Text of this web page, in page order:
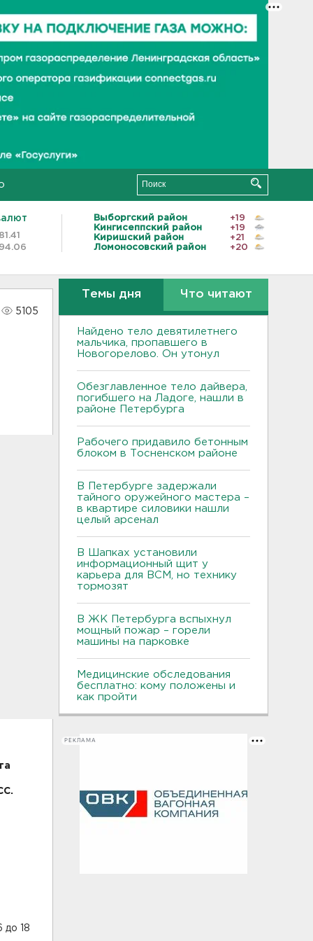
Выборгский район
+19
Кингисеппский район
+19
Киришский район
+21
Ломоносовский район
+20
5105
до 18
Темы дня Что читают
Найдено тело девятилетнего
мальчика, пропавшего в
Новогорелово. Он утонул
Обезглавленное тело дайвера,
погибшего на Ладоге, нашли в
районе Петербурга
Рабочего придавило бетонным
блоком в Тосненском районе
В Петербурге задержали
тайного оружейного мастера –
в квартире силовики нашли
целый арсенал
В Шапках установили
информационный щит у
карьера для ВСМ, но технику
тормозят
В ЖК Петербурга вспыхнул
мощный пожар – горели
машины на парковке
Медицинские обследования
бесплатно: кому положены и
как пройти
РЕКЛАМА